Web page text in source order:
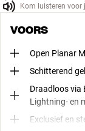
Kom luisteren voor
VOORS
Open Planar
Schitterend
Draadloos via
Lightning- en
Exclusief en